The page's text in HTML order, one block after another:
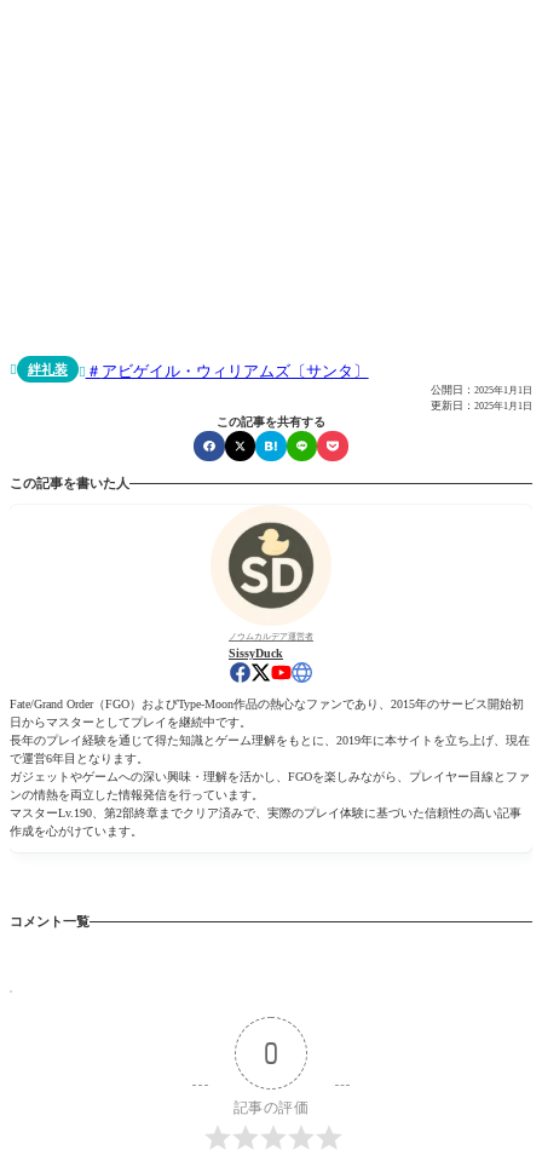
 絆礼装  アビゲイル・ウィリアムズ〔サンタ〕
公開日： 2025年1月1日
更新日： 2025年1月1日
この記事を共有する
この記事を書いた人
ノウムカルデア運営者
SissyDuck
Fate/Grand Order（FGO）およびType-Moon作品の熱心なファンであり、2015年のサービス開始初
日からマスターとしてプレイを継続中です。
長年のプレイ経験を通じて得た知識とゲーム理解をもとに、2019年に本サイトを立ち上げ、現在
で運営6年目となります。
ガジェットやゲームへの深い興味・理解を活かし、FGOを楽しみながら、プレイヤー目線とファ
ンの情熱を両立した情報発信を行っています。
マスターLv.190、第2部終章までクリア済みで、実際のプレイ体験に基づいた信頼性の高い記事
作成を心がけています。
コメント一覧
0
記事の評価